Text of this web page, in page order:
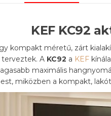
KEF KC92
kompakt méretű, zárt
terveztek. A KC92 a KEF
maximális
miközben a kompakt,